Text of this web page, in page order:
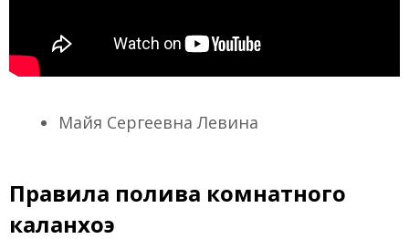
Майя Сергеевна Левина
Правила полива комнатного
каланхоэ